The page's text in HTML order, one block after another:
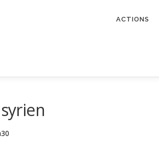
ACTIONS